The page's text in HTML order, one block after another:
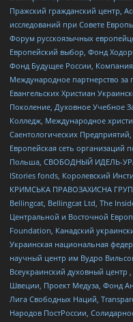
Пражский гражданский центр,
исследований при Совете
Форум русскоязычных
Европейский выбор, Фонд
Фонд Будущее России,
Международное партнерство за
Евангельских Христиан
Поколение, Духовное Учебное
Колледж, Международное
Саентологических
Европейская сеть
Польша, СВОБОДНЫЙ ИДЕЛЬ-
IStories fonds, Королевский
КРИМСЬКА ПРАВОЗАХИСНА
Bellingcat, Bellingcat Ltd, The
Центральной и Восточной
Foundation, Канадский
Украинская национальная
научный центр им Вудро
Всеукраинский духовный центр
Швеции, Проект Медуза, Фонд
Лига Свободных Наций,
Народов ПостРоссии,